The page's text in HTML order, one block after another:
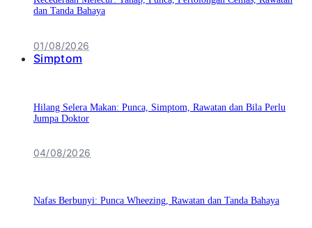
dan Tanda Bahaya
01/08/2026
Simptom
Hilang Selera Makan: Punca, Simptom, Rawatan dan Bila Perlu
Jumpa Doktor
04/08/2026
Nafas Berbunyi: Punca Wheezing, Rawatan dan Tanda Bahaya